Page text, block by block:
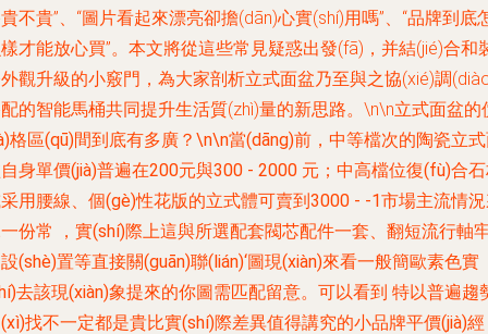
不貴”、“圖片看起來漂亮卻擔(dān)心實(shí)用嗎”、“品牌到底
才能放心買”。本文將從這些常見疑惑出發(fā)，并結(jié)合和
觀升級的小竅門，為大家剖析立式面盆乃至與之協(xié)調
的智能馬桶共同提升生活質(zhì)量的新思路。\n\n立式面盆的
格區(qū)間到底有多廣？\n\n當(dāng)前，中等檔次的陶瓷立
身單價(jià)普遍在200元與300 - 2000 元；中高檔位復(fù)合
用腰線、個(gè)性花版的立式體可賣到3000 - -1市場主流情
份常 ，實(shí)際上這與所選配套閥芯配件一套、翻短流行軸
(shè)置等直接關(guān)聯(lián)‘圖現(xiàn)來看一般簡歐素色實
去該現(xiàn)象提來的你圖需匹配留意。可以看到 特以普遍趨
找不一定都是貴比實(shí)際差異值得講究的小品牌平價(jià)經